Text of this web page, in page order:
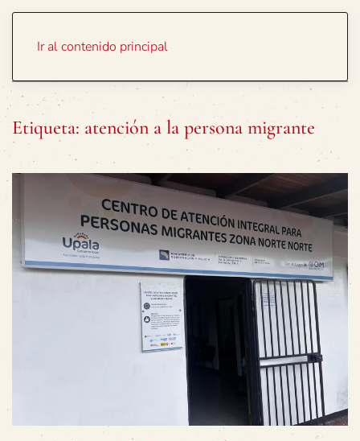
Ir al contenido principal
Etiqueta: atención a la persona migrante